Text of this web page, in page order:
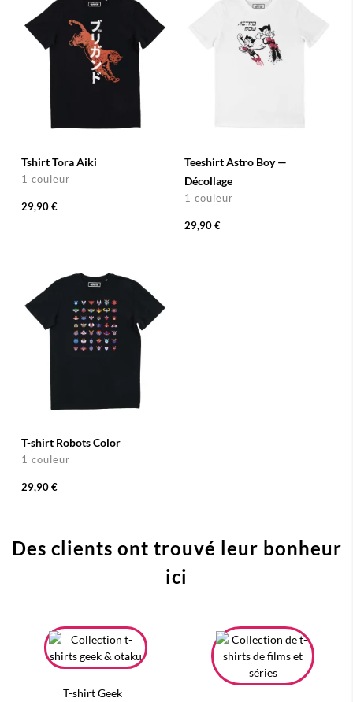
Tshirt Tora Aiki
1 couleur
29,90 €
Teeshirt Astro Boy —
Décollage
1 couleur
29,90 €
T-shirt Robots Color
1 couleur
29,90 €
Des clients ont trouvé leur bonheur
ici
T-shirt Geek